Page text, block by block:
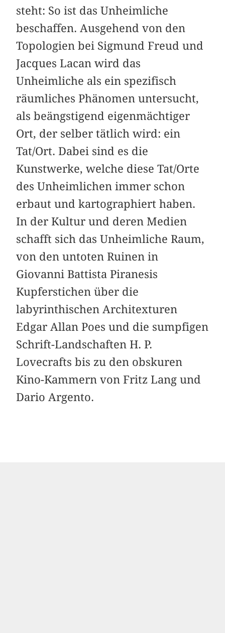
steht: So ist das Unheimliche
beschaffen. Ausgehend von den
Topologien bei Sigmund Freud und
Jacques Lacan wird das
Unheimliche als ein spezifisch
räumliches Phänomen untersucht,
als beängstigend eigenmächtiger
Ort, der selber tätlich wird: ein
Tat/Ort. Dabei sind es die
Kunstwerke, welche diese Tat/Orte
des Unheimlichen immer schon
erbaut und kartographiert haben.
In der Kultur und deren Medien
schafft sich das Unheimliche Raum,
von den untoten Ruinen in
Giovanni Battista Piranesis
Kupferstichen über die
labyrinthischen Architexturen
Edgar Allan Poes und die sumpfigen
Schrift-Landschaften H. P.
Lovecrafts bis zu den obskuren
Kino-Kammern von Fritz Lang und
Dario Argento.